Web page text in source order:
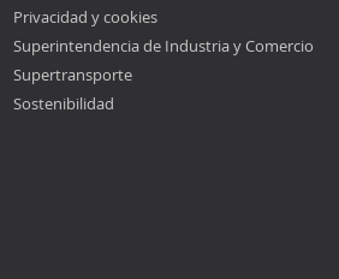
Privacidad y cookies
Superintendencia de Industria y Comercio
Supertransporte
Sostenibilidad